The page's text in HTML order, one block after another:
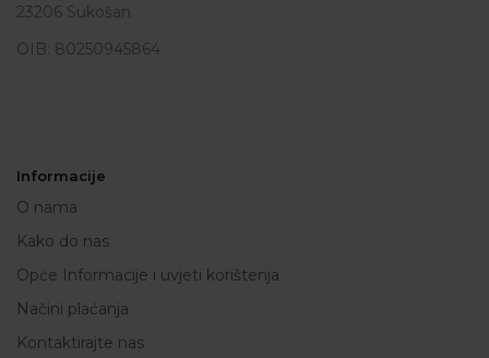
23206 Sukošan
OIB: 80250945864
Informacije
O nama
Kako do nas
Opće Informacije i uvjeti korištenja
Načini plaćanja
Kontaktirajte nas